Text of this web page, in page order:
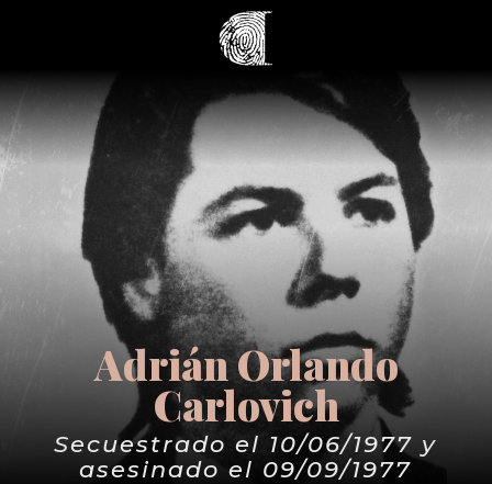
Adrián Orlando
Carlovich
Secuestrado el 10/06/1977 y
asesinado el 09/09/1977